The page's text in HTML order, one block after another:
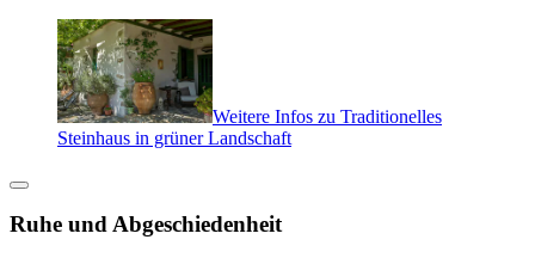
Weitere Infos zu Traditionelles
Steinhaus in grüner Landschaft
Ruhe und Abgeschiedenheit